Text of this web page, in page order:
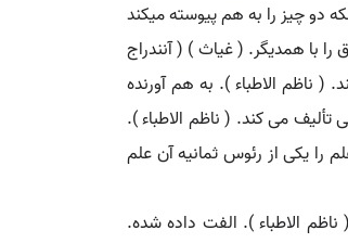
دو چیز را به هم پیوسته میکند
با همدیگر. ( غیاث ) ( آنندراج
ناظم الاطباء ). به هم آورنده
می کند. ( ناظم الاطباء ).
یکی از رئوس ثمانیه آن علم
الاطباء ). الفت داده شده.